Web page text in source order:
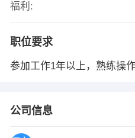
福利:
职位要求
参加工作1年以上，熟练操
公司信息